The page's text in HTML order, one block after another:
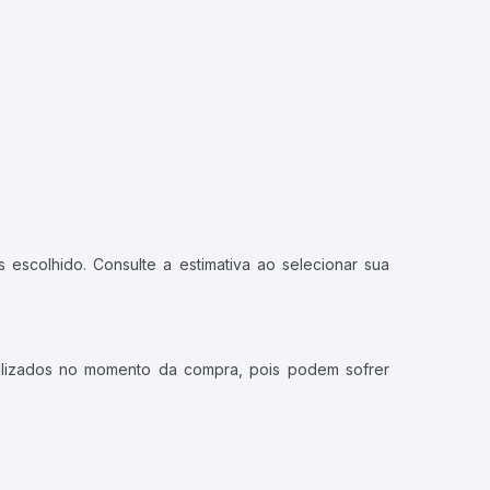
Consulte a estimativa ao selecionar sua
no momento da compra, pois podem sofrer